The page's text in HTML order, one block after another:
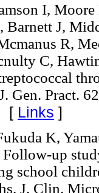
I,
Barnett J,
R,
C,
Gen. Pract.
Links ]
K,
up
school
J. Clin.